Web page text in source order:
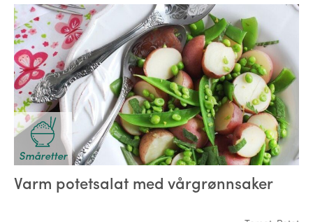
Småretter
Varm potetsalat med vårgrønnsaker